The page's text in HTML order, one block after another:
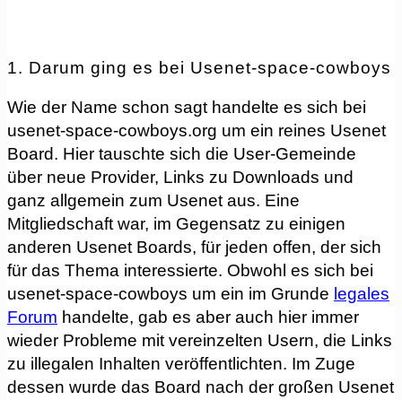
1. Darum ging es bei Usenet-space-cowboys
Wie der Name schon sagt handelte es sich bei
usenet-space-cowboys.org um ein reines Usenet
Board. Hier tauschte sich die User-Gemeinde
über neue Provider, Links zu Downloads und
ganz allgemein zum Usenet aus. Eine
Mitgliedschaft war, im Gegensatz zu einigen
anderen Usenet Boards, für jeden offen, der sich
für das Thema interessierte. Obwohl es sich bei
usenet-space-cowboys um ein im Grunde legales
Forum handelte, gab es aber auch hier immer
wieder Probleme mit vereinzelten Usern, die Links
zu illegalen Inhalten veröffentlichten. Im Zuge
dessen wurde das Board nach der großen Usenet